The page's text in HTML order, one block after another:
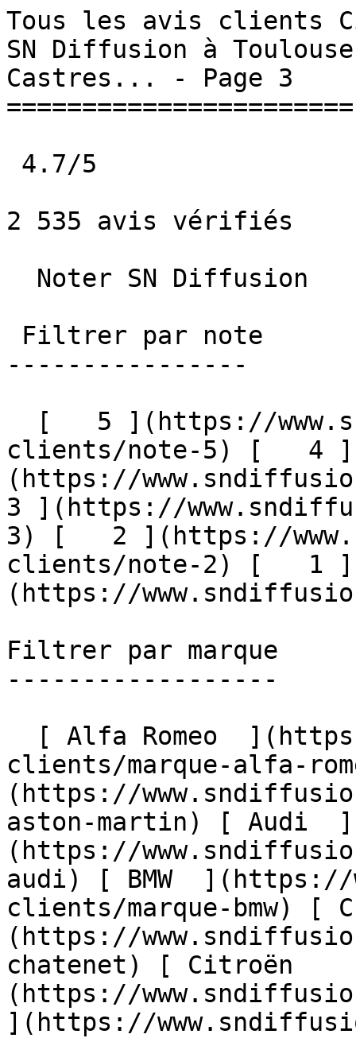
Tous les avis clients
SN Diffusion à
Castres... - Page 3
=======================
2 535 avis vérifiés
----------------
clients/note-5) [   4 ]
(https://
3 ](https://
3) [   2 ](https://
clients/note-2) [   1 ]
(https://
Filtrer par marque
------------------
clients/marque-alfa-
(https://
aston-martin) [ Audi  ]
(https://
audi) [ BMW
clients/marque-bmw) [
(https://
chatenet) [ Citroën
(https://
](https://